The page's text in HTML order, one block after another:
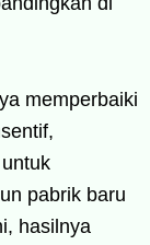
memperbaiki
pabrik baru
hasilnya